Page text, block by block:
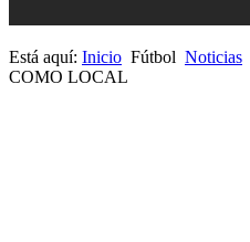
Está aquí: Inicio Fútbol Noticias
COMO LOCAL